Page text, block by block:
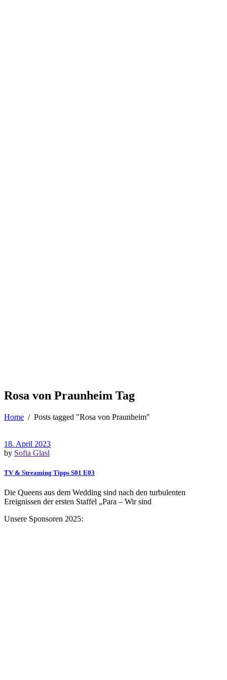
Rosa von Praunheim Tag
Home / Posts tagged "Rosa von Praunheim"
18. April 2023
by Sofia Glasl
TV & Streaming Tipps S01 E03
Die Queens aus dem Wedding sind nach den turbulenten
Ereignissen der ersten Staffel „Para – Wir sind
Unsere Sponsoren 2025: